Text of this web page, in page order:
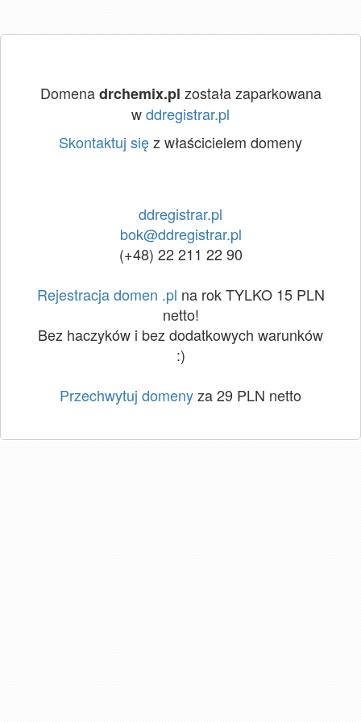
Domenadrchemix.pl została zaparkowana
wddregistrar.pl
Skontaktuj sięz właścicielem domeny
ddregistrar.pl
bok@ddregistrar.pl
(+48) 22 211 22 90
Rejestracja domen .pl na rok TYLKO 15 PLN
netto!
Bez haczyków i bez dodatkowych warunków
:)
Przechwytuj domenyza 29 PLN netto